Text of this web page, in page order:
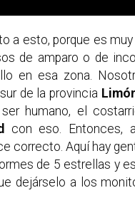
a esto, porque es
de amparo o de
en esa zona.
de la provincia
humano, el
con eso. Entonces,
correcto. Aquí hay
de 5 estrellas y
dejárselo a los